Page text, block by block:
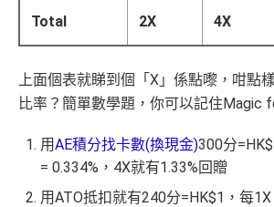
Total 2X 4X
上面個表就睇到個「X」係點嚟，咁點
比率？簡單數學題，你可以記住Magic
用AE積分找卡數(換現金)300分
= 0.334%，4X就有1.33%回贈
用ATO抵扣就有240分=HK$1，每